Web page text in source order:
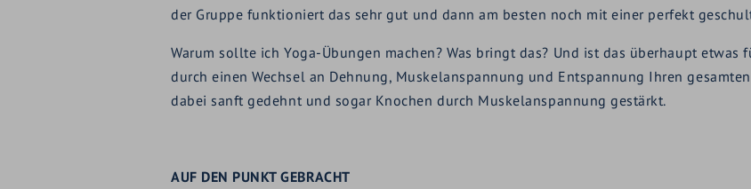
der Gruppe funktioniert das sehr gut und dann am besten noch mit einer perfekt
Warum sollte ich Yoga-Übungen machen? Was bringt das? Und ist das überhaupt etwas
durch einen Wechsel an Dehnung, Muskelanspannung und Entspannung Ihren
dabei sanft gedehnt und sogar Knochen durch Muskelanspannung gestärkt.
AUF DEN PUNKT GEBRACHT